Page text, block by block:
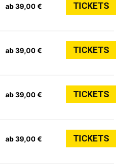
ab 39,00 € TICKETS
ab 39,00 € TICKETS
ab 39,00 € TICKETS
ab 39,00 € TICKETS